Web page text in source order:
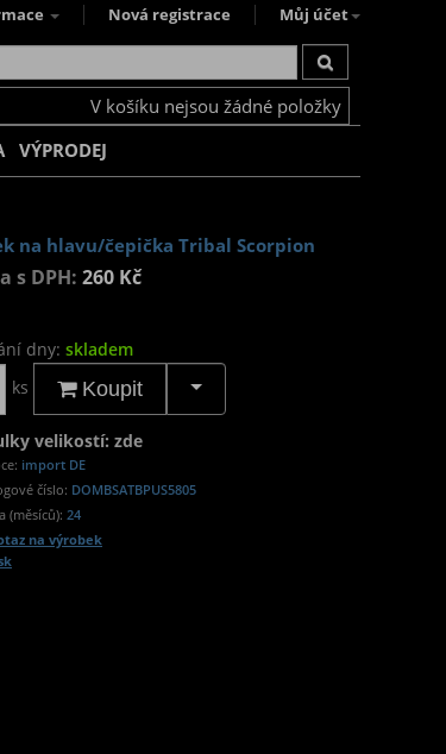
Nová registrace Můj účet
V košíku nejsou žádné položky
VÝPRODEJ
na hlavu/čepička Tribal Scorpion
s DPH: 260 Kč
dny: skladem
ks
Koupit
velikostí: zde
import DE
číslo: DOMBSATBPUS5805
(měsíců): 24
na výrobek